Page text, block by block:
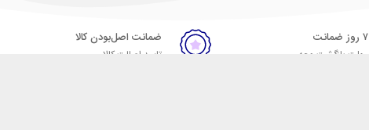
۷ روز ضمانت
مهلت بازگشت وجه
ضمانت اصل‌بودن کالا
تایید اصالت کالا